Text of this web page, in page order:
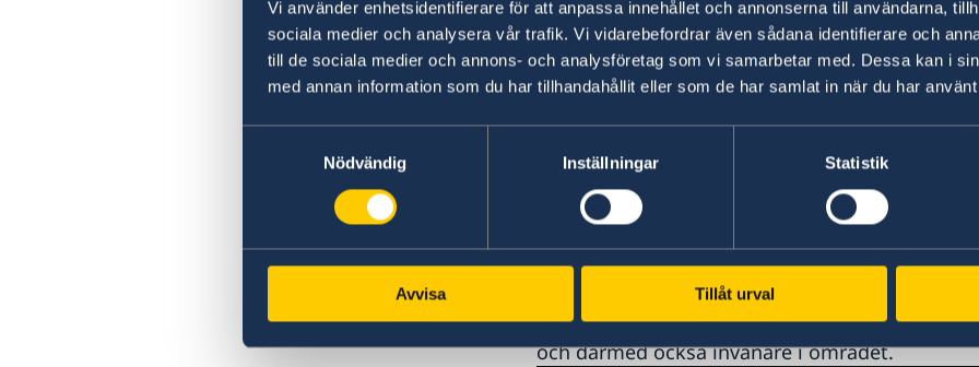
Vi använder enhetsidentifierare för att anpassa innehållet och annonserna till användarna,
sociala medier och analysera vår trafik. Vi vidarebefordrar även sådana identifierare och
till de sociala medier och annons- och analysföretag som vi samarbetar med. Dessa kan i
med annan information som du har tillhandahållit eller som de har samlat in när du har
Nödvändig
Inställningar Statistik
Avvisa Tillåt urval
Diakoniaär en svensk organisation som
civilsamhället bidrar till att stärka demokratin
Tillvägagångssättet har mycket gemensamt
landets utsatta nordöstra delar tillsammans
sexuellt våld gör det till ett lämplig partner för
aktiviteter spänner över ett brett område och
politiska deltagande och att minska
Könsstympning är fortfarande vanligt i östra
med organisationen Zoa har kunskapen om
acceptansen för seden minskar bland
och därmed också invånare i området.